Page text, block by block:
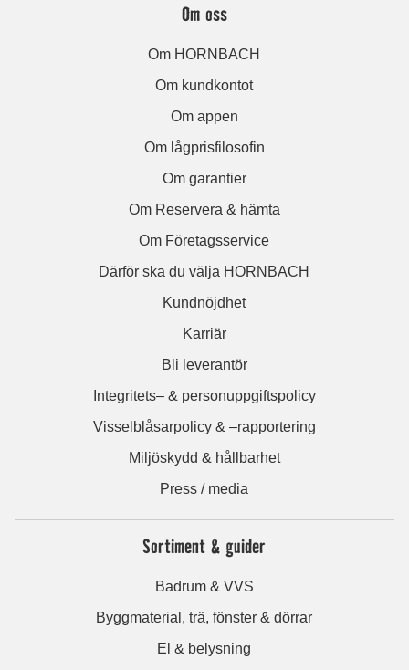
Om oss
Om HORNBACH
Om kundkontot
Om appen
Om lågprisfilosofin
Om garantier
Om Reservera & hämta
Om Företagsservice
Därför ska du välja HORNBACH
Kundnöjdhet
Karriär
Bli leverantör
Integritets– & personuppgiftspolicy
Visselblåsarpolicy & –rapportering
Miljöskydd & hållbarhet
Press / media
Sortiment & guider
Badrum & VVS
Byggmaterial, trä, fönster & dörrar
El & belysning